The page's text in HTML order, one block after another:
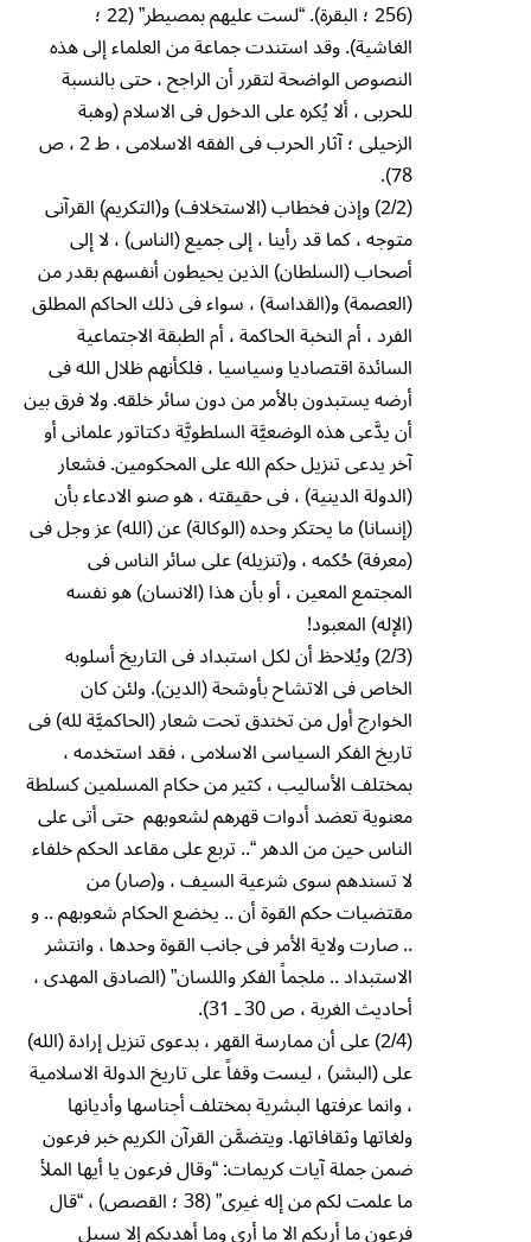
(256 ؛ البقرة). “لست عليهم بمصيطر” (22 ؛
الغاشية). وقد استندت جماعة من العلماء إلى هذه
النصوص الواضحة لتقرر أن الراجح ، حتى بالنسبة
للحربى ، ألا يُكره على الدخول فى الاسلام (وهبة
الزحيلى ؛ آثار الحرب فى الفقه الاسلامى ، ط 2 ، ص
78).
(2/2) وإذن فخطاب (الاستخلاف) و(التكريم) القرآنى
متوجه ، كما قد رأينا ، إلى جميع (الناس) ، لا إلى
أصحاب (السلطان) الذين يحيطون أنفسهم بقدر من
(العصمة) و(القداسة) ، سواء فى ذلك الحاكم المطلق
الفرد ، أم النخبة الحاكمة ، أم الطبقة الاجتماعية
السائدة اقتصاديا وسياسيا ، فلكأنهم ظلال الله فى
أرضه يستبدون بالأمر من دون سائر خلقه. ولا فرق بين
أن يدَّعى هذه الوضعيَّة السلطويَّة دكتاتور علمانى أو
آخر يدعى تنزيل حكم الله على المحكومين. فشعار
(الدولة الدينية) ، فى حقيقته ، هو صنو الادعاء بأن
(إنسانا) ما يحتكر وحده (الوكالة) عن (الله) عز وجل فى
(معرفة) حُكمه ، و(تنزيله) على سائر الناس فى
المجتمع المعين ، أو بأن هذا (الانسان) هو نفسه
(الإله) المعبود!
(2/3) ويُلاحظ أن لكل استبداد فى التاريخ أسلوبه
الخاص فى الاتشاح بأوشحة (الدين). ولئن كان
الخوارج أول من تخندق تحت شعار (الحاكميَّة لله) فى
تاريخ الفكر السياسى الاسلامى ، فقد استخدمه ،
بمختلف الأساليب ، كثير من حكام المسلمين كسلطة
معنوية تعضد أدوات قهرهم لشعوبهم حتى أتى على
الناس حين من الدهر “.. تربع على مقاعد الحكم خلفاء
لا تسندهم سوى شرعية السيف ، و(صار) من
مقتضيات حكم القوة أن .. يخضع الحكام شعوبهم .. و
.. صارت ولاية الأمر فى جانب القوة وحدها ، وانتشر
الاستبداد .. ملجماً الفكر واللسان” (الصادق المهدى ،
أحاديث الغربة ، ص 30 ـ 31).
(2/4) على أن ممارسة القهر ، بدعوى تنزيل إرادة (الله)
على (البشر) ، ليست وقفاً على تاريخ الدولة الاسلامية
، وانما عرفتها البشرية بمختلف أجناسها وأديانها
ولغاتها وثقافاتها. ويتضمَّن القرآن الكريم خبر فرعون
ضمن جملة آيات كريمات: “وقال فرعون يا أيها الملأ
ما علمت لكم من إله غيرى” (38 ؛ القصص) ، “قال
فرعون ما أريكم الا ما أرى وما أهديكم إلا سبيل